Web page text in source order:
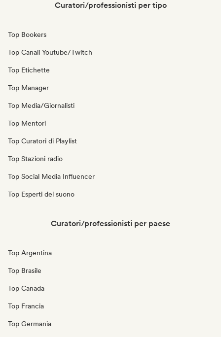
Curatori/professionisti per tipo
Top Bookers
Top Canali Youtube/Twitch
Top Etichette
Top Manager
Top Media/Giornalisti
Top Mentori
Top Curatori di Playlist
Top Stazioni radio
Top Social Media Influencer
Top Esperti del suono
Curatori/professionisti per paese
Top Argentina
Top Brasile
Top Canada
Top Francia
Top Germania